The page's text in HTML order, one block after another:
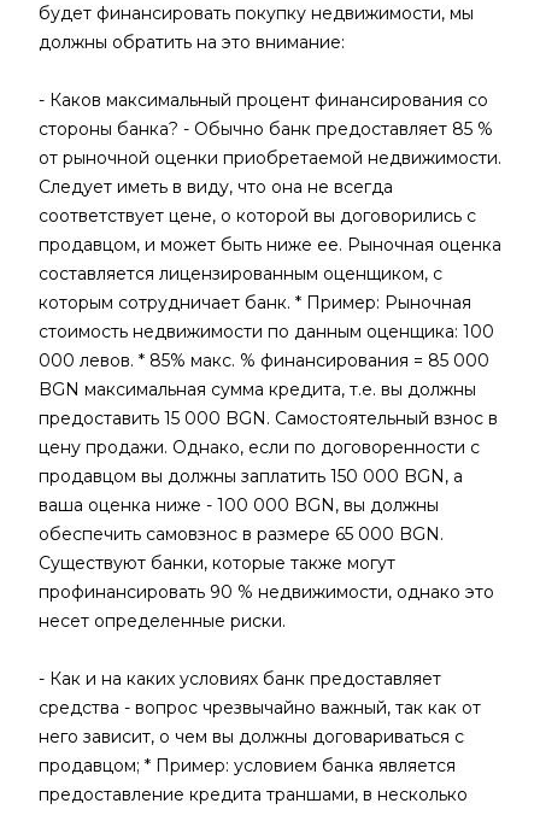
будет финансировать покупку недвижимости, мы
должны обратить на это внимание:
- Каков максимальный процент финансирования со
стороны банка? - Обычно банк предоставляет 85 %
от рыночной оценки приобретаемой недвижимости.
Следует иметь в виду, что она не всегда
соответствует цене, о которой вы договорились с
продавцом, и может быть ниже ее. Рыночная оценка
составляется лицензированным оценщиком, с
которым сотрудничает банк. * Пример: Рыночная
стоимость недвижимости по данным оценщика: 100
000 левов. * 85% макс. % финансирования = 85 000
BGN максимальная сумма кредита, т.е. вы должны
предоставить 15 000 BGN. Самостоятельный взнос в
цену продажи. Однако, если по договоренности с
продавцом вы должны заплатить 150 000 BGN, а
ваша оценка ниже - 100 000 BGN, вы должны
обеспечить самовзнос в размере 65 000 BGN.
Существуют банки, которые также могут
профинансировать 90 % недвижимости, однако это
несет определенные риски.
- Как и на каких условиях банк предоставляет
средства - вопрос чрезвычайно важный, так как от
него зависит, о чем вы должны договариваться с
продавцом; * Пример: условием банка является
предоставление кредита траншами, в несколько